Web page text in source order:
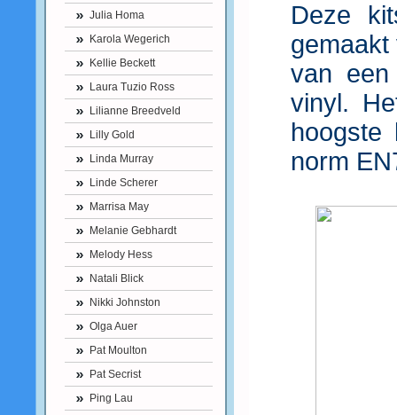
Julia Homa
Karola Wegerich
Kellie Beckett
Laura Tuzio Ross
Lilianne Breedveld
Lilly Gold
Linda Murray
Linde Scherer
Marrisa May
Melanie Gebhardt
Melody Hess
Natali Blick
Nikki Johnston
Olga Auer
Pat Moulton
Pat Secrist
Ping Lau
Deze
gemaakt
van
vinyl.
hoogste
norm